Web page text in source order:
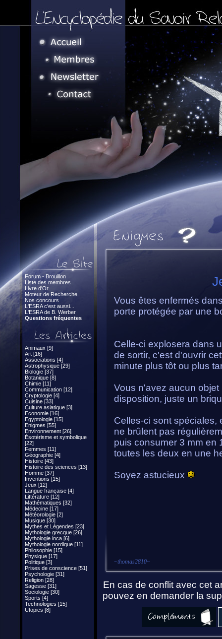
Forum - Brouillon
Liste des membres
Livre d'Or
Moteur de Recherche
Nos concours
L'ESRA c'est aussi...
L'ESRA de B. Werber
Questions fréquentes
Animaux [9]
Art [16]
Associations [4]
Astrophysique [29]
Biologie [37]
Botanique [8]
Chimie [11]
Communication [12]
Cryptologie [4]
Cuisine [33]
Culture asiatique [3]
Economie [16]
Egyptologie [15]
Enigmes [55]
Environnement [26]
Ésotérisme et symbolique
[22]
Femmes [11]
Géographie [4]
Histoire [43]
Histoire des sciences [13]
Homme [37]
Inventions [15]
Jeux [12]
Langue française [4]
Littérature [12]
Mathématiques [32]
Médecine [17]
Météorologie [2]
Musique [30]
Mythes et Légendes [23]
Mythologie grecque [26]
Mythologie inca [6]
Mythologie nordique [11]
Philosophie [15]
Physique [17]
Politique [3]
Prises de conscience [51]
Psychologie [31]
Religion [28]
Sagesse [31]
Sociologie [30]
Sports [4]
Technologies [15]
Utopies [8]
Vous êtes enfermés
porte protégée par une
Celle-ci explosera dans
de sortir, c'est d'ouvrir
minute plus tôt ou plus
Vous n'avez aucun objet
disposition, juste un
Celles-ci sont spéciales,
ne brûlent pas
puis consumer 3 mm en
toutes les deux en une
Soyez astucieux
~thomas2810~
En cas de conflit avec cet
pouvez en demander la